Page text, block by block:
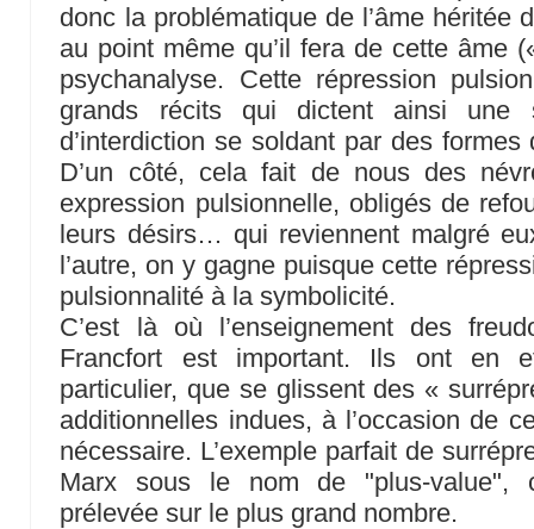
donc la problématique de l’âme héritée
au point même qu’il fera de cette âme
psychanalyse. Cette répression
grands récits qui dictent ainsi une
d’interdiction se soldant par des
D’un côté, cela fait de nous des
expression pulsionnelle, obligés de
leurs désirs… qui reviennent malgré
l’autre, on y gagne puisque cette
pulsionnalité à la symbolicité.
C’est là où l’enseignement des
Francfort est important. Ils ont en
particulier, que se glissent des «
additionnelles indues, à l’occasion de
nécessaire. L’exemple parfait de
Marx sous le nom de "plus-value",
prélevée sur le plus grand nombre.